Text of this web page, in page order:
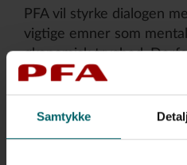
Samtykke
PFA vil styrke dialogen
vigtige emner som
økonomisk tryghed.
ungeråd målrettet vores
kunder. Ungerådet skal
til, hvordan PFA’s